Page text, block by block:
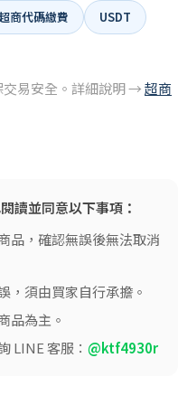
商代碼繳費
USDT
交易安全。詳細說明 →超商
讀並同意以下事項：
品，確認無誤後無法取消
，須由買家自行承擔。
品為主。
LINE 客服： @ktf4930r